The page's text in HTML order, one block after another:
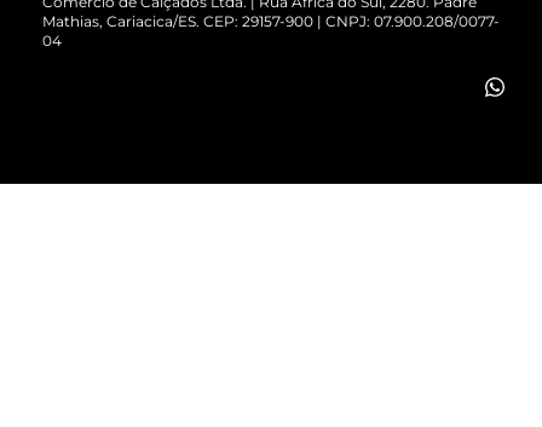
Vendas Corporativas
Mathias, Cariacica/ES. CEP: 29157-900 | CNPJ: 07.900.208/0077-
04